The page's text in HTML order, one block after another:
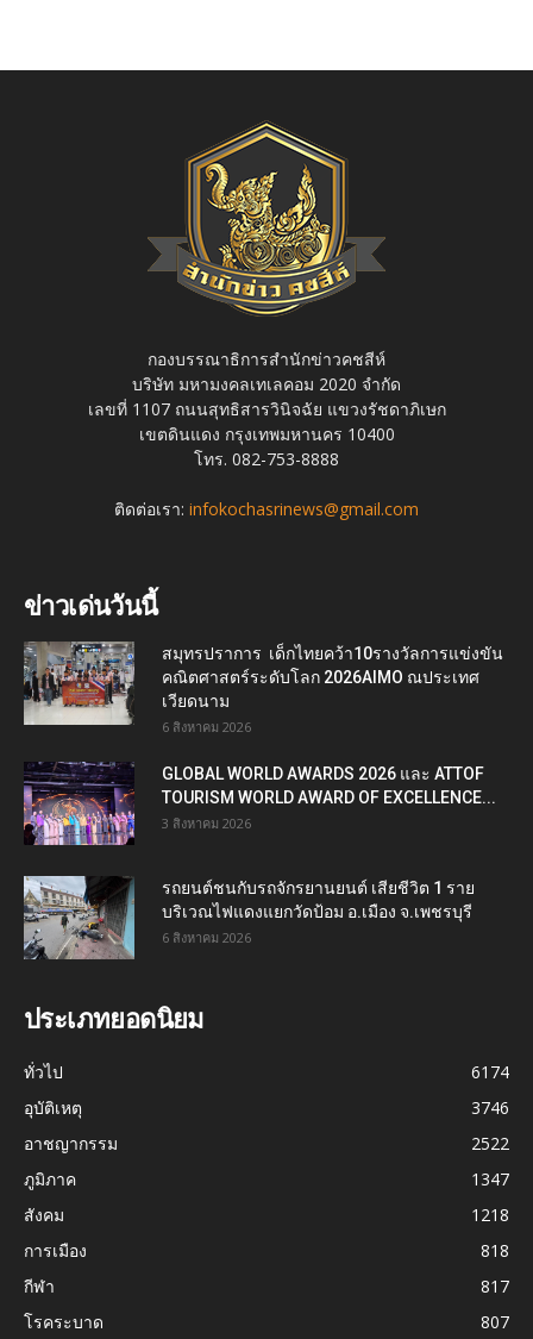
กองบรรณาธิการสำนักข่าวคชสีห์
บริษัท มหามงคลเทเลคอม 2020 จำกัด
เลขที่ 1107 ถนนสุทธิสารวินิจฉัย แขวงรัชดาภิเษก
เขตดินแดง กรุงเทพมหานคร 10400
โทร. 082-753-8888
ติดต่อเรา: infokochasrinews@gmail.com
ข่าวเด่นวันนี้
สมุทรปราการ เด็กไทยคว้า10รางวัลการแข่งขัน
คณิตศาสตร์ระดับโลก 2026AIMO ณประเทศ
เวียดนาม
6 สิงหาคม 2026
GLOBAL WORLD AWARDS 2026 และ ATTOF
TOURISM WORLD AWARD OF EXCELLENCE...
3 สิงหาคม 2026
รถยนต์ชนกับรถจักรยานยนต์ เสียชีวิต 1 ราย
บริเวณไฟแดงแยกวัดป้อม อ.เมือง จ.เพชรบุรี
6 สิงหาคม 2026
ประเภทยอดนิยม
ทั่วไป
6174
อุบัติเหตุ
3746
อาชญากรรม
2522
ภูมิภาค
1347
สังคม
1218
การเมือง
818
กีฬา
817
โรคระบาด
807